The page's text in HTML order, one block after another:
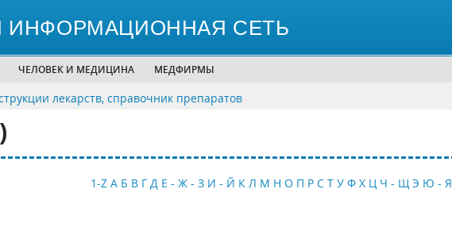
ИНФОРМАЦИОННАЯ СЕТЬ
ЧЕЛОВЕК И МЕДИЦИНА МЕДФИРМЫ
лекарств, справочник препаратов
1-Z А Б В Г Д Е - Ж - З И - Й К Л М Н О П Р С Т У Ф Х Ц Ч - Щ Э Ю - Я